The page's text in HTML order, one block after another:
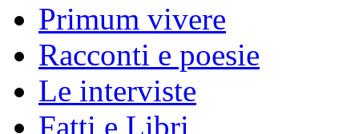
Primum vivere
Racconti e poesie
Le interviste
Fatti e Libri